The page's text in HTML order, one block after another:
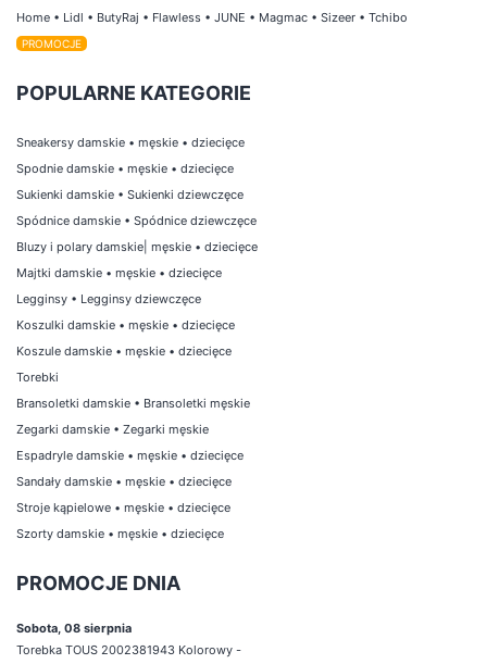
Home • Lidl • ButyRaj • Flawless • JUNE • Magmac • Sizeer • Tchibo
PROMOCJE
POPULARNE KATEGORIE
Sneakersy damskie • męskie • dziecięce
Spodnie damskie • męskie • dziecięce
Sukienki damskie • Sukienki dziewczęce
Spódnice damskie • Spódnice dziewczęce
Bluzy i polary damskie męskie • dziecięce
Majtki damskie • męskie • dziecięce
Legginsy • Legginsy dziewczęce
Koszulki damskie • męskie • dziecięce
Koszule damskie • męskie • dziecięce
Torebki
Bransoletki damskie • Bransoletki męskie
Zegarki damskie • Zegarki męskie
Espadryle damskie • męskie • dziecięce
Sandały damskie • męskie • dziecięce
Stroje kąpielowe • męskie • dziecięce
Szorty damskie • męskie • dziecięce
PROMOCJE DNIA
Sobota, 08 sierpnia
Torebka TOUS 2002381943 Kolorowy -